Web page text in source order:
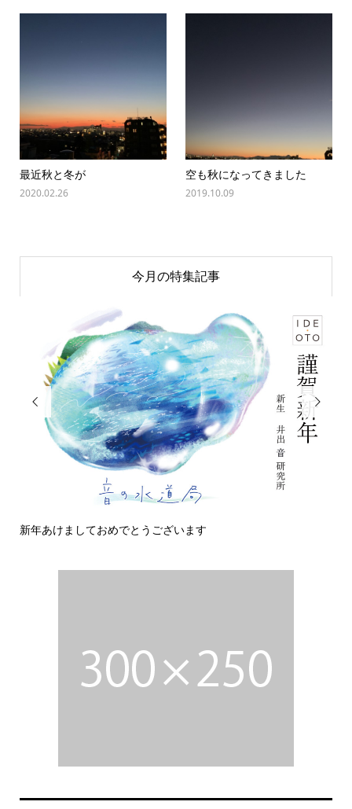
最近秋と冬が
2020.02.26
空も秋になってきました
2019.10.09
今月の特集記事

新年あけましておめでとうございます
